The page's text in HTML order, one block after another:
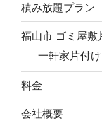
積み放題プラン
福山市 ゴミ屋敷
一軒家片付
料金
会社概要